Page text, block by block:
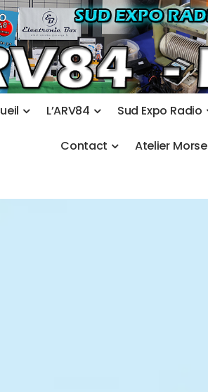
ueil L’ARV84 Sud Expo Radio
Contact Atelier Morse